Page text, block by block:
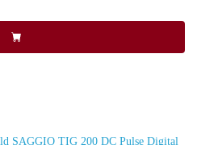
SAGGIO TIG 200 DC Pulse Digital